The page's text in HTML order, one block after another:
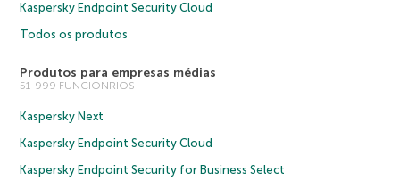
Kaspersky Endpoint Security Cloud
Todos os produtos
Produtos para empresas médias
51-999 FUNCIONRIOS
Kaspersky Next
Kaspersky Endpoint Security Cloud
Kaspersky Endpoint Security for Business Select